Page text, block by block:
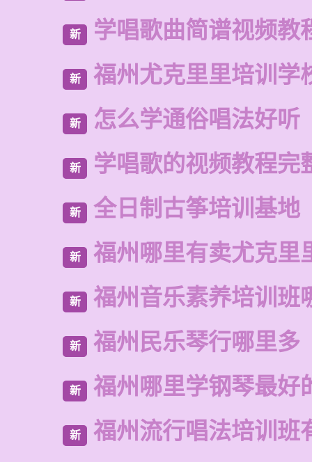
新 学唱歌曲简谱视频教
新 福州尤克里里培训学
新 怎么学通俗唱法好听
新 学唱歌的视频教程完
新 全日制古筝培训基地
新 福州哪里有卖尤克里
新 福州音乐素养培训班
新 福州民乐琴行哪里多
新 福州哪里学钢琴最好
新 福州流行唱法培训班